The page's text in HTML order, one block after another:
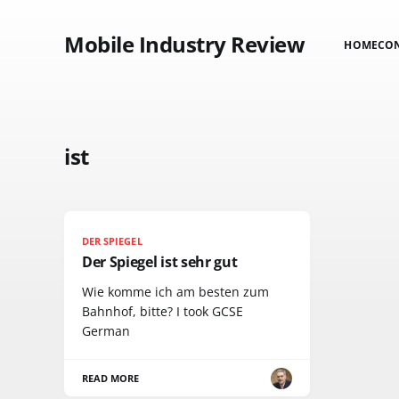
Mobile Industry Review HOME
ist
DER SPIEGEL
Der Spiegel ist sehr gut
Wie komme ich am besten zum
Bahnhof, bitte? I took GCSE
German
READ MORE